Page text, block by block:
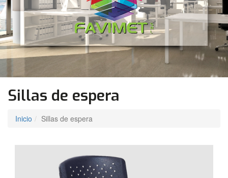
Sillas de espera
Inicio Sillas de espera